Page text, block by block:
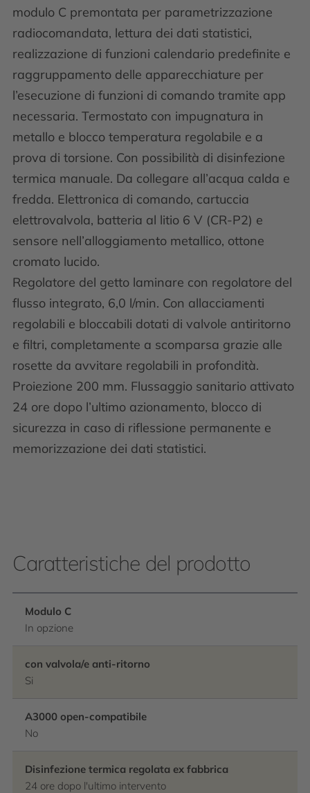
modulo C premontata per parametrizzazione
radiocomandata, lettura dei dati statistici,
realizzazione di funzioni calendario predefinite e
raggruppamento delle apparecchiature per
l’esecuzione di funzioni di comando tramite app
necessaria. Termostato con impugnatura in
metallo e blocco temperatura regolabile e a
prova di torsione. Con possibilità di disinfezione
termica manuale. Da collegare all’acqua calda e
fredda. Elettronica di comando, cartuccia
elettrovalvola, batteria al litio 6 V (CR-P2) e
sensore nell’alloggiamento metallico, ottone
cromato lucido.
Regolatore del getto laminare con regolatore del
flusso integrato, 6,0 l/min. Con allacciamenti
regolabili e bloccabili dotati di valvole antiritorno
e filtri, completamente a scomparsa grazie alle
rosette da avvitare regolabili in profondità.
Proiezione 200 mm. Flussaggio sanitario attivato
24 ore dopo l’ultimo azionamento, blocco di
sicurezza in caso di riflessione permanente e
memorizzazione dei dati statistici.
Caratteristiche del prodotto
Modulo C
In opzione
con valvola/e anti-ritorno
Si
A3000 open-compatibile
No
Disinfezione termica regolata ex fabbrica
24 ore dopo l'ultimo intervento